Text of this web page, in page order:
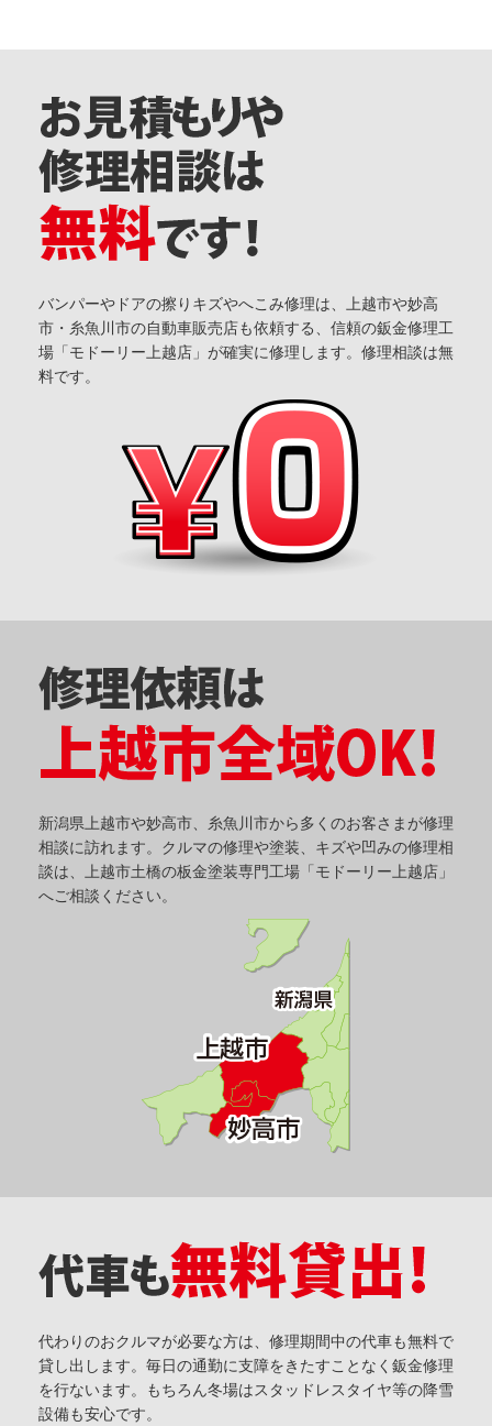
バンパーやドアの擦りキズやへこみ修理は、上越市や妙高
市・糸魚川市の自動車販売店も依頼する、信頼の鈑金修理工
場「モドーリー上越店」が確実に修理します。修理相談は無
料です。
新潟県上越市や妙高市、糸魚川市から多くのお客さまが修理
相談に訪れます。クルマの修理や塗装、キズや凹みの修理相
談は、上越市土橋の板金塗装専門工場「モドーリー上越店」
へご相談ください。
代わりのおクルマが必要な方は、修理期間中の代車も無料で
貸し出します。毎日の通勤に支障をきたすことなく鈑金修理
を行ないます。もちろん冬場はスタッドレスタイヤ等の降雪
設備も安心です。